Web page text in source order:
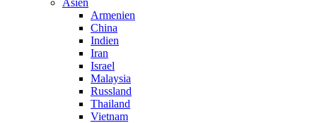
Armenien
China
Indien
Iran
Israel
Malaysia
Russland
Thailand
Vietnam